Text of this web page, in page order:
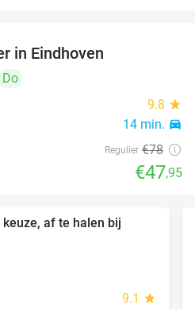
in Eindhoven
Do
9.8 star
14 min. directions_car
Regulier €78
€47,95
af te halen bij
9.1 star